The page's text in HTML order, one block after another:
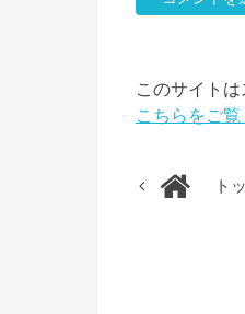
このサイト
こちらをご
ト